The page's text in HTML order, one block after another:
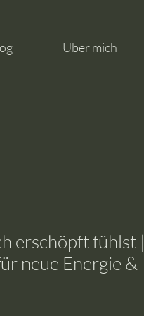
Über mich
erschöpft fühlst |
neue Energie &